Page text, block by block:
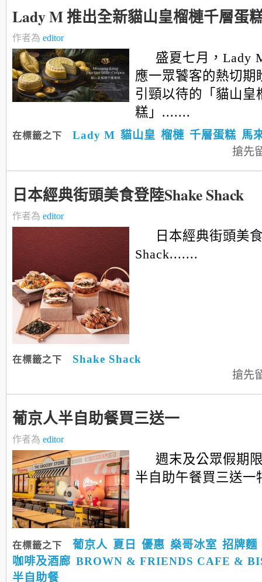
Lady M 推出全新貓山皇榴槤千層蛋
作者為 editor
盛夏七月，Lady
應一眾饕客的熱切期
引頸以待的「貓山皇
糕」.......
在標籤之下 Lady M 貓山皇 榴槤 千層蛋糕 馬
搶先
日本經典街頭美食登陸Shake Shack
作者為 editor
日本經典街頭美
Shack.......
在標籤之下
Shake Shack
搶先
葡京人半自助餐買三送一
作者為 editor
週末及公眾假期
半自助午餐買三送一
在標籤之下 葡京人 夏日 優惠 燊哥冰室 招牌麵
咖啡及酒廊 BROWN & FRIENDS CAFE &
半自助餐